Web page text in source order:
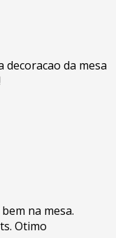
da mesa
na mesa.
Otimo